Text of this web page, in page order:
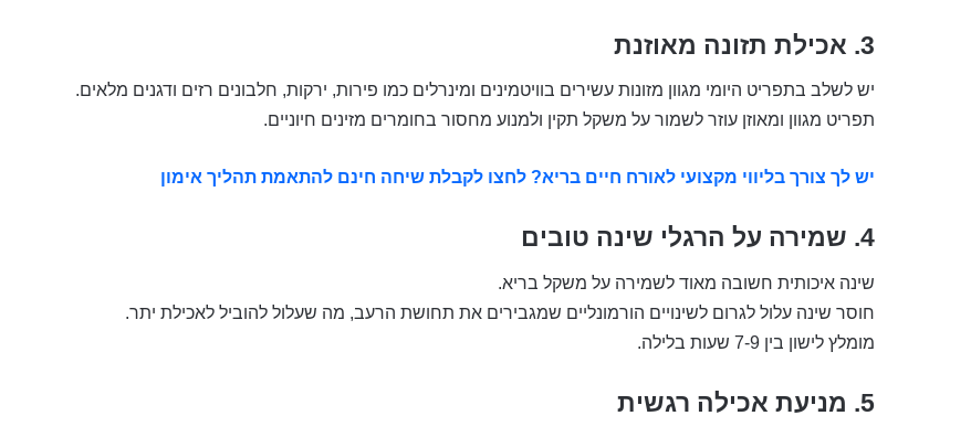
3. אכילת תזונה מאוזנת
יש לשלב בתפריט היומי מגוון מזונות עשירים בוויטמינים ומינרלים כמו פירות, ירקות, חלבונים רזים ודגנים מלאים.
תפריט מגוון ומאוזן עוזר לשמור על משקל תקין ולמנוע מחסור בחומרים מזינים חיוניים.
יש לך צורך בליווי מקצועי לאורח חיים בריא? לחצו לקבלת שיחה חינם להתאמת תהליך אימון
4. שמירה על הרגלי שינה טובים
שינה איכותית חשובה מאוד לשמירה על משקל בריא.
חוסר שינה עלול לגרום לשינויים הורמונליים שמגבירים את תחושת הרעב, מה שעלול להוביל לאכילת יתר.
מומלץ לישון בין 7-9 שעות בלילה.
5. מניעת אכילה רגשית